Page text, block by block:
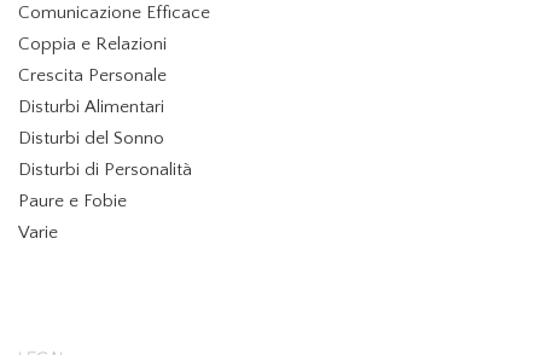
Comunicazione Efficace
Coppia e Relazioni
Crescita Personale
Disturbi Alimentari
Disturbi del Sonno
Disturbi di Personalità
Paure e Fobie
Varie